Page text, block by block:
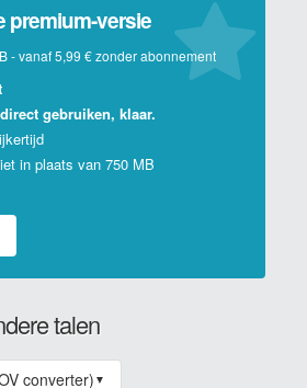
premium-versie
- vanaf 5,99 € zonder abonnement
gebruiken, klaar.
in plaats van 750 MB
talen
converter) ▼